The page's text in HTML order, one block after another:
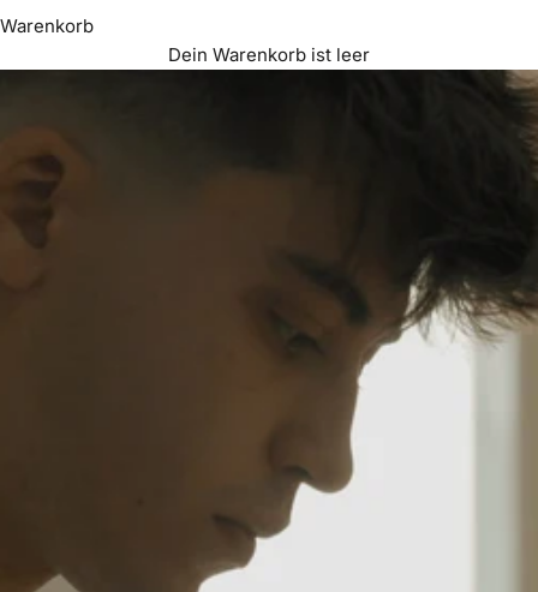
Warenkorb
Dein Warenkorb ist leer